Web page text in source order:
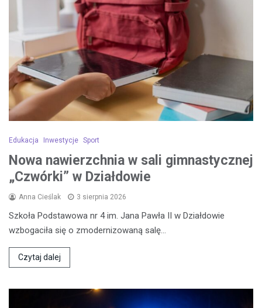
Edukacja Inwestycje Sport
Nowa nawierzchnia w sali gimnastycznej
„Czwórki” w Działdowie
Anna Cieślak 3 sierpnia 2026
Szkoła Podstawowa nr 4 im. Jana Pawła II w Działdowie
wzbogaciła się o zmodernizowaną salę…
Czytaj dalej